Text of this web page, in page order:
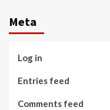
Meta
Log in
Entries feed
Comments feed